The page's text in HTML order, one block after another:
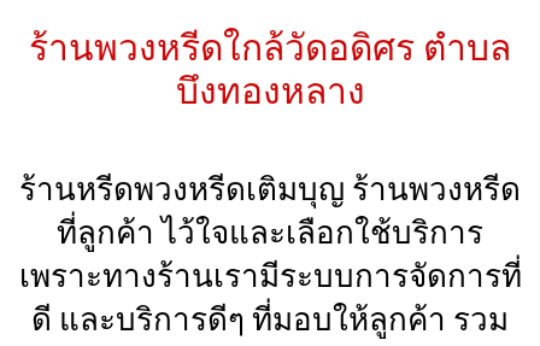
ร้านพวงหรีดใกล้วัดอดิศร ตำบล
บึงทองหลาง
ร้านหรีดพวงหรีดเติมบุญ ร้านพวงหรีด
ที่ลูกค้า ไว้ใจและเลือกใช้บริการ
เพราะทางร้านเรามีระบบการจัดการที่
ดี และบริการดีๆ ที่มอบให้ลูกค้า รวม